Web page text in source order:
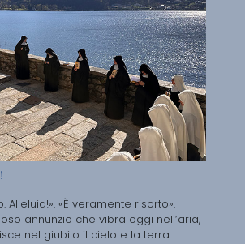
Alleluia!». «È veramente risorto».
annunzio che vibra oggi nell’aria,
nel giubilo il cielo e la terra.